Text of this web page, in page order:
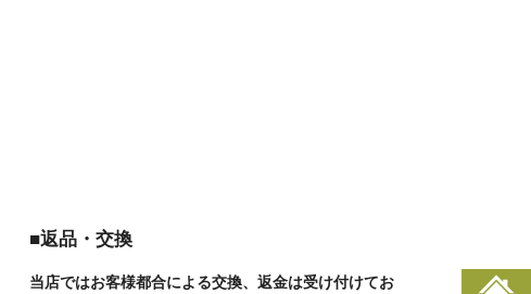
■返品・交換
当店ではお客様都合による交換、返金は受け付けてお